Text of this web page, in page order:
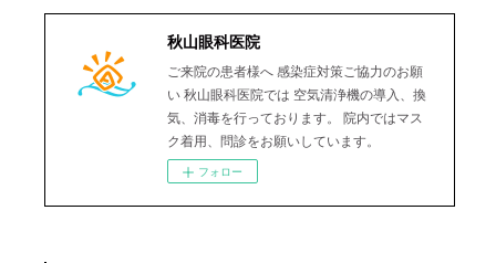
秋山眼科医院
ご来院の患者様へ 感染症対策ご協力のお願
い 秋山眼科医院では 空気清浄機の導入、換
気、消毒を行っております。 院内ではマス
ク着用、問診をお願いしています。
フォロー